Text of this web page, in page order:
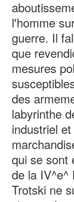
l'homme
guerre. Il
que
mesures
des
labyrinthe
industriel
qui se sont
de la IV^e^
Trotski ne